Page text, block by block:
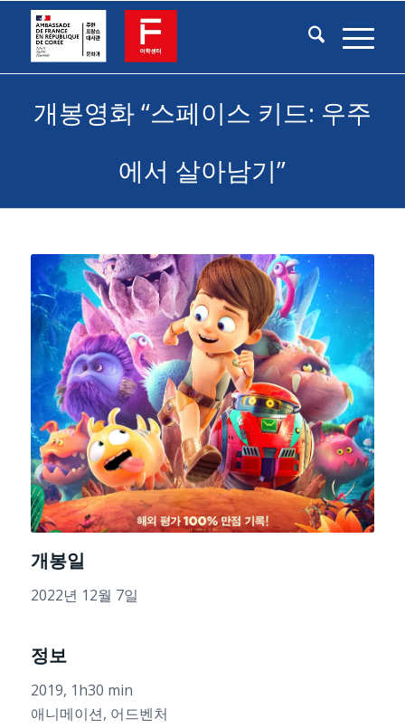
개봉영화 “스페이스 키드: 우주
에서 살아남기”
개봉일
2022년 12월 7일
정보
2019, 1h30 min
애니메이션, 어드벤처